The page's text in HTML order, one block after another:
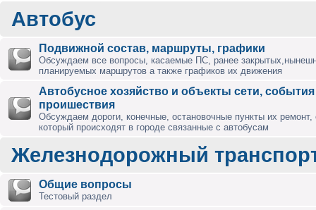
Автобус
Подвижной состав, маршруты, графики
Обсуждаем все вопросы, касаемые ПС, ранее
планируемых маршрутов а также графиков их движения
Автобусное хозяйство и объекты сети,
проишествия
Обсуждаем дороги, конечные, остановочные пункты их ремонт,
который происходят в городе связанные с автобусам
Железнодорожный
Общие вопросы
Тестовый раздел